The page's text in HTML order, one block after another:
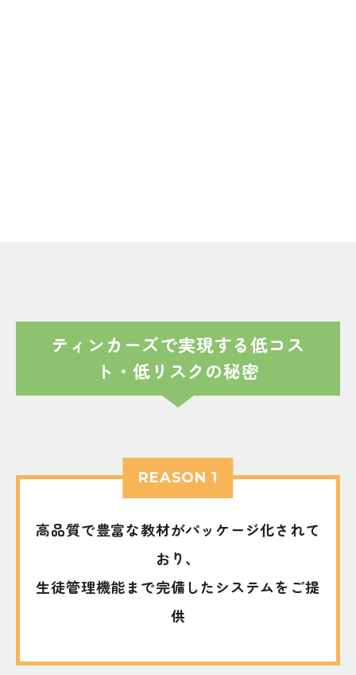
ティンカーズで実現する低コス
ト・低リスクの秘密
REASON 1
高品質で豊富な教材がパッケージ化されて
おり、
生徒管理機能まで完備したシステムをご提
供